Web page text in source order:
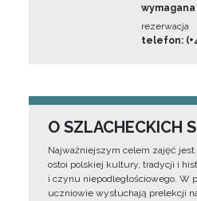
rezerwacja
telefon:
O SZLACHECKICH
Najważniejszym celem zajęć
ostoi polskiej kultury, tradycji i
i czynu niepodległościowego. W
uczniowie wysłuchają prelekcji